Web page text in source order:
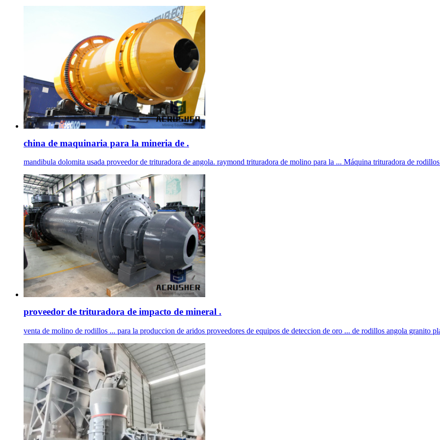
china de maquinaria para la mineria de .
mandibula dolomita usada proveedor de trituradora de angola. raymond trituradora de molino para la ... Máquina trituradora de
proveedor de trituradora de impacto de mineral .
venta de molino de rodillos ... para la produccion de aridos proveedores de equipos de deteccion de oro ... de rodillos angola granito